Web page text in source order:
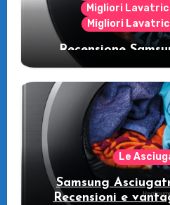
Migliori
Migliori
Recensione
intelligente che
Le
Samsung
Recensioni e